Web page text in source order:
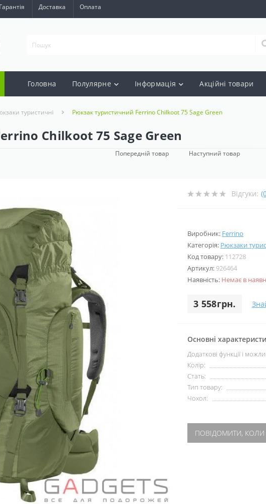
Гарантія Доставка Оплата
Головна Полулярне Інформація Акцiйнi товари
туристичні Рюкзак туристичний Ferrino Chilkoot 75 Sage Green
Chilkoot 75 Sage Green
Попередній товар Наступний товар
Відгуки:
Виробник: Ferrino
Категорія: Рюкзаки
Код товару: 112728
Артикул: 926464
Наявність: Немає в
3 558грн.
Основні
Додаткові функції і
Колір:
Стать:
Тип товару:
Чохол:
ПОВІДОМИТИ, КОЛИ